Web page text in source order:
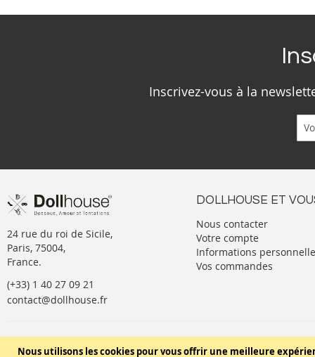
Nous utilisons les cookies pour vous offrir une meilleure
Inscrivez-vous à la
24 rue du roi de Sicile,
Paris, 75004,
France.
(+33) 1 40 27 09 21
contact@dollhouse.fr
DOLLHOUSE ET
Nous contacter
Votre compte
Informations
Vos commandes
Conditions générales de vente